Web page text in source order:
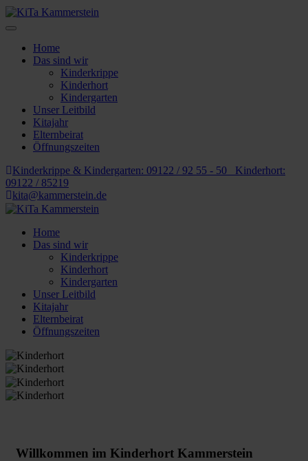
Home
Das sind wir
Kinderkrippe
Kinderhort
Kindergarten
Unser Leitbild
Kitajahr
Elternbeirat
Öffnungszeiten
Kinderkrippe & Kindergarten: 09122 / 92 55 - 50 Kinderhort:
09122 / 85219
kita@kammerstein.de
Home
Das sind wir
Kinderkrippe
Kinderhort
Kindergarten
Unser Leitbild
Kitajahr
Elternbeirat
Öffnungszeiten
Willkommen im Kinderhort Kammerstein